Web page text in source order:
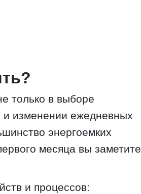
только в выборе
и изменении ежедневных
энергоемких
месяца вы заметите
и процессов: